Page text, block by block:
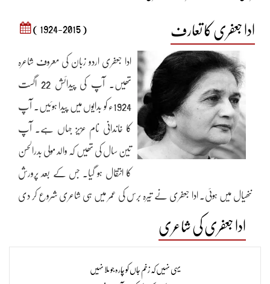
ادا جعفری کا تعارف ( 1924-2015 )
ادا جعفری اردو زبان کی معروف شاعرہ
تھیں۔ آپ کی پیدائش 22 اگست
1924ء کو بدایوں میں پیدا ہوئیں۔ آپ
کا خاندانی نام عزیز جہاں ہے۔ آپ
تین سال کی تھیں کہ والد مولی بدرالحسن
کا انتقال ہو گیا۔ جس کے بعد پرورش
ننھیال میں ہوئی۔ ادا جعفری نے تیرہ برس کی عمر میں ہی شاعری شروع کر دی
تھی۔ وہ ادا بدایونی کے نام سے شعر کہتی تھیں۔ اس وقت ادبی رسالوں میں ان
سے انجام پائی شادی کے بعد ادا جعفری کے نام سے لکھنے لگیں۔ ادا جعفری
ادا جعفری کی شاعری
یہی نہیں کہ زخم جاں کو چارہ جو ملا نہیں